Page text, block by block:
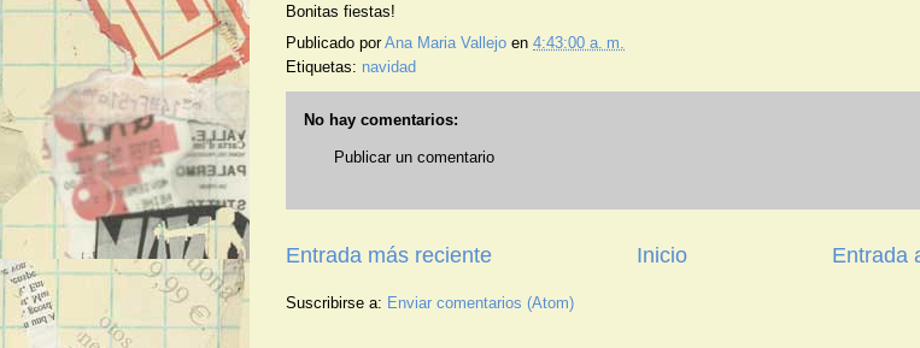
Bonitas fiestas!
Publicado porAna Maria Vallejo en 4:43:00 a. m.
Etiquetas: navidad
No hay comentarios:
Publicar un comentario
Entrada más reciente Entrada
Inicio
Suscribirse a: Enviar comentarios (Atom)